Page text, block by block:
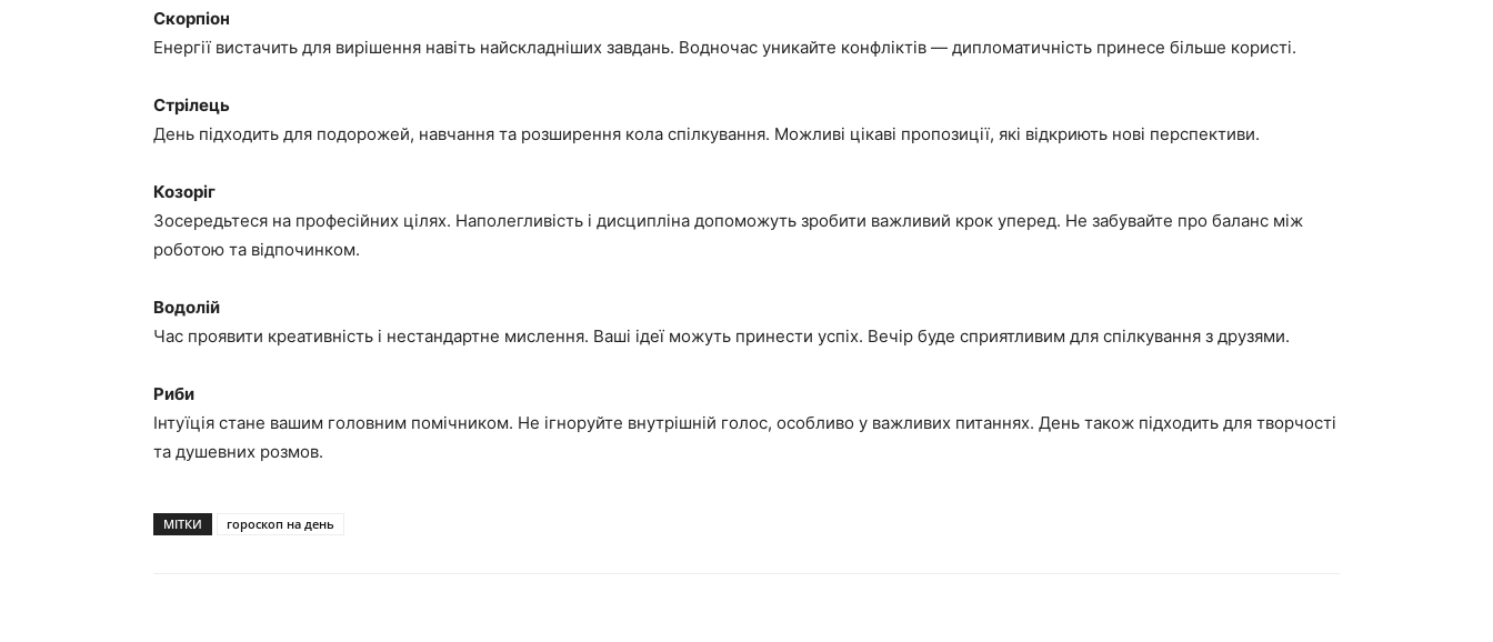
Скорпіон
Енергії вистачить для вирішення навіть найскладніших завдань. Водночас уникайте конфліктів — дипломатичність принесе більше користі.
Стрілець
День підходить для подорожей, навчання та розширення кола спілкування. Можливі цікаві пропозиції, які відкриють нові перспективи.
Козоріг
Зосередьтеся на професійних цілях. Наполегливість і дисципліна допоможуть зробити важливий крок уперед. Не забувайте про баланс між
роботою та відпочинком.
Водолій
Час проявити креативність і нестандартне мислення. Ваші ідеї можуть принести успіх. Вечір буде сприятливим для спілкування з друзями.
Риби
Інтуїція стане вашим головним помічником. Не ігноруйте внутрішній голос, особливо у важливих питаннях. День також підходить для творчості
та душевних розмов.
МІТКИ гороскоп на день